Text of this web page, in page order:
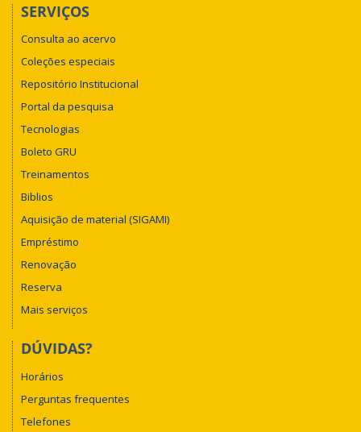
SERVIÇOS
Consulta ao acervo
Coleções especiais
Repositório Institucional
Portal da pesquisa
Tecnologias
Boleto GRU
Treinamentos
Biblios
Aquisição de material (SIGAMI)
Empréstimo
Renovação
Reserva
Mais serviços
DÚVIDAS?
Horários
Perguntas frequentes
Telefones